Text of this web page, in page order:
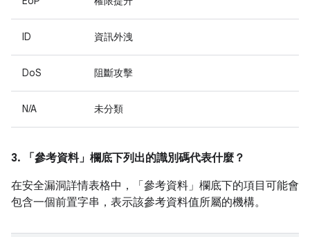
ID 資訊外洩
DoS 阻斷攻擊
N/A 未分類
3. 「參考資料」 欄底下列出的識別碼代表什麼？
在安全漏洞詳情表格中，「參考資料」 欄底下的項目可能會
包含一個前置字串，表示該參考資料值所屬的機構。